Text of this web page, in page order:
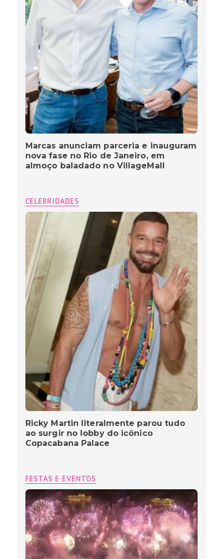
Marcas anunciam parceria e inauguram
nova fase no Rio de Janeiro, em
almoço baladado no VillageMall
CELEBRIDADES
Ricky Martin literalmente parou tudo
ao surgir no lobby do icônico
Copacabana Palace
FESTAS E EVENTOS